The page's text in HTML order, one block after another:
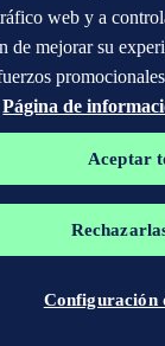
web y a
de mejorar su
Página de
Aceptar
Configuración